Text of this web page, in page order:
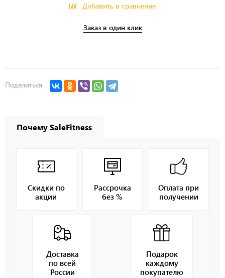
Добавить в сравнение
Заказ в один клик
Поделиться
Почему SaleFitness
Скидки по
акции
Рассрочка
без %
Оплата при
получении
Доставка
по всей
России
Подарок
каждому
покупателю